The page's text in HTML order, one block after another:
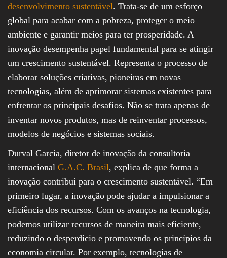
desenvolvimento sustentável. Trata-se de um esforço
global para acabar com a pobreza, proteger o meio
ambiente e garantir meios para ter prosperidade. A
inovação desempenha papel fundamental para se atingir
um crescimento sustentável. Representa o processo de
elaborar soluções criativas, pioneiras em novas
tecnologias, além de aprimorar sistemas existentes para
enfrentar os principais desafios. Não se trata apenas de
inventar novos produtos, mas de reinventar processos,
modelos de negócios e sistemas sociais.
Durval Garcia, diretor de inovação da consultoria
internacional G.A.C. Brasil, explica de que forma a
inovação contribui para o crescimento sustentável. “Em
primeiro lugar, a inovação pode ajudar a impulsionar a
eficiência dos recursos. Com os avanços na tecnologia,
podemos utilizar recursos de maneira mais eficiente,
reduzindo o desperdício e promovendo os princípios da
economia circular. Por exemplo, tecnologias de